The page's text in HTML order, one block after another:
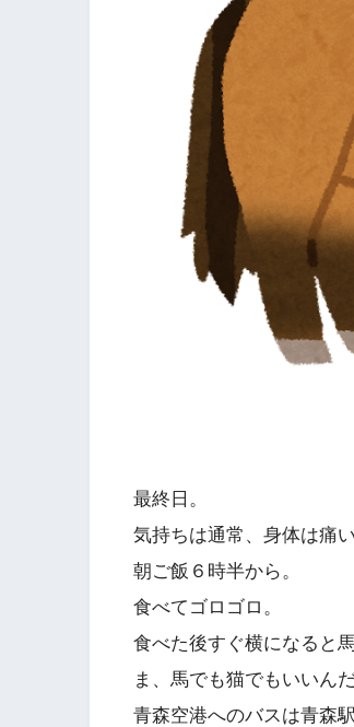
最終日。
気持ちは通常、身体は痛い
朝ご飯６時半から。
食べてゴロゴロ。
食べた後すぐ横になると
ま、馬でも猫でもいいん
青森空港へのバスは青森